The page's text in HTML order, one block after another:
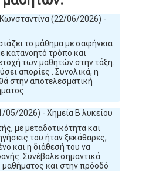
(22/06/2026) -
το μάθημα με σαφήνεια
κατανοητό τρόπο και
των μαθητών στην τάξη.
απορίες . Συνολικά, η
στην αποτελεσματική
2026) - Χημεία Β λυκείου
με μεταδοτικότητα και
του ήταν ξεκάθαρες,
και η διάθεσή του να
Συνέβαλε σημαντικά
και στην πρόοδό